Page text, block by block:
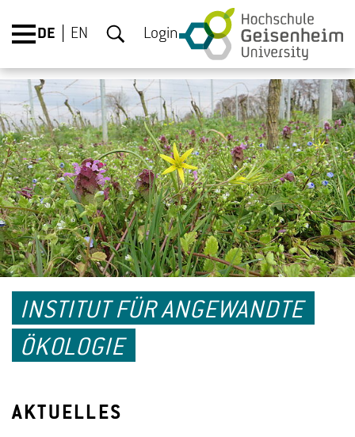
DE EN Login
INSTITUT FÜR ANGEWANDTE
ÖKOLOGIE
AKTUELLES